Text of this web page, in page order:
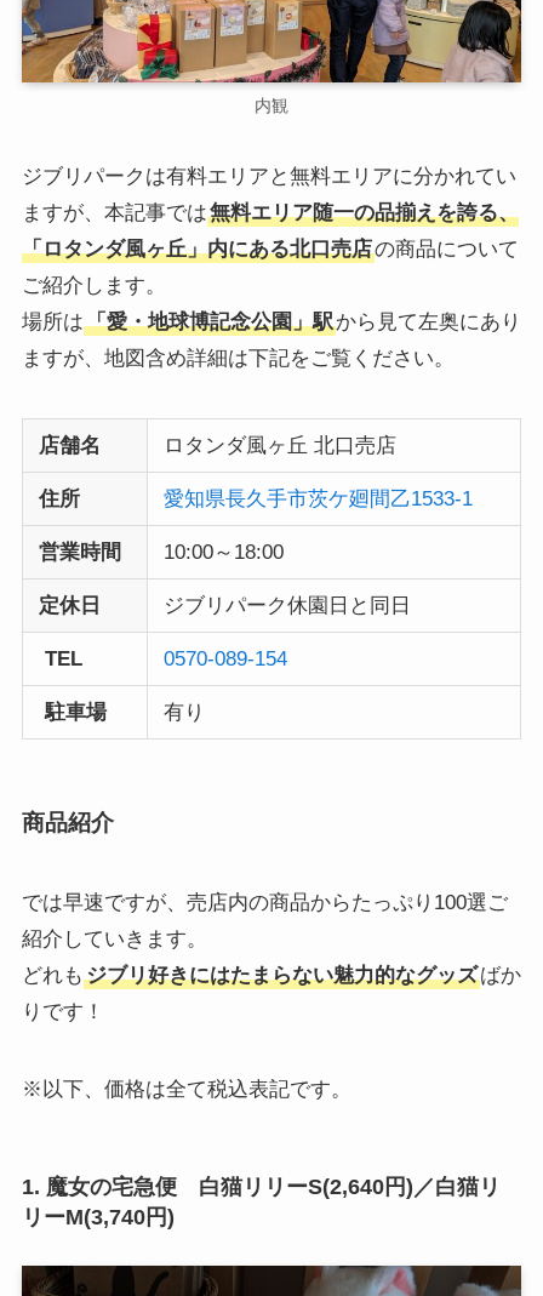
内観
ジブリパークは有料エリアと無料エリアに分かれてい
ますが、本記事では無料エリア随一の品揃えを誇る、
「ロタンダ風ヶ丘」内にある北口売店の商品について
ご紹介します。
場所は「愛・地球博記念公園」駅から見て左奥にあり
ますが、地図含め詳細は下記をご覧ください。
店舗名 ロタンダ風ヶ丘 北口売店
住所 愛知県長久手市茨ケ廻間乙1533-1
営業時間 10:00～18:00
定休日 ジブリパーク休園日と同日
TEL 0570-089-154
駐車場 有り
商品紹介
では早速ですが、売店内の商品からたっぷり100選ご
紹介していきます。
どれも ジブリ好きにはたまらない魅力的なグッズばか
りです！
※以下、価格は全て税込表記です。
1. 魔女の宅急便 白猫リリーS(2,640円)／白猫リ
リーM(3,740円)